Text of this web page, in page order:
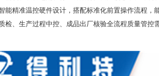
能精准温控硬件设计，搭配标准化前置操作流程，
检、生产过程中控、成品出厂核验全流程质量管控需